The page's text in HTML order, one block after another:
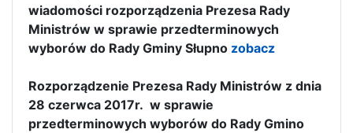
wiadomości rozporządzenia Prezesa Rady
Ministrów w sprawie przedterminowych
wyborów do Rady Gminy Słupno zobacz
Rozporządzenie Prezesa Rady Ministrów z dnia
28 czerwca 2017r. w sprawie
przedterminowych wyborów do Rady Gmino